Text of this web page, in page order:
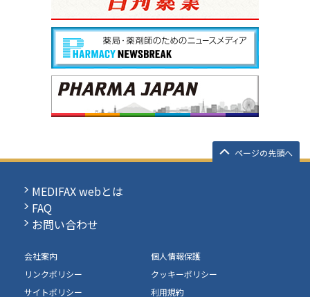
ページの先頭へ
MEDIFAX webとは
FAQ
お問い合わせ
会社案内
個人情報保護
リンクポリシー
クッキーポリシー
サイトポリシー
利用規約